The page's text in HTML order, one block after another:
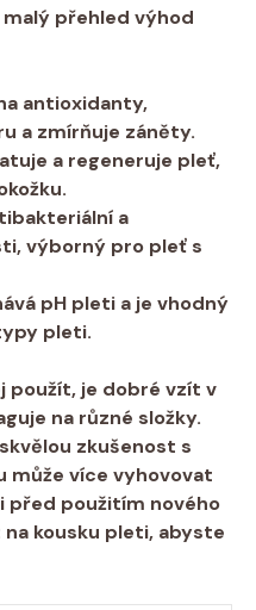
přehled výhod
antioxidanty,
a zmírňuje záněty.
a⁢ regeneruje pleť,​
a
výborný pro pleť s⁤
pH pleti⁢ a ⁢je ​vhodný​
pleti.
použít, ⁣je dobré vzít v
na různé ⁤složky.⁣
zkušenost​ s
‌může více vyhovovat
před ⁢použitím​ nového
kousku pleti,⁣ abyste